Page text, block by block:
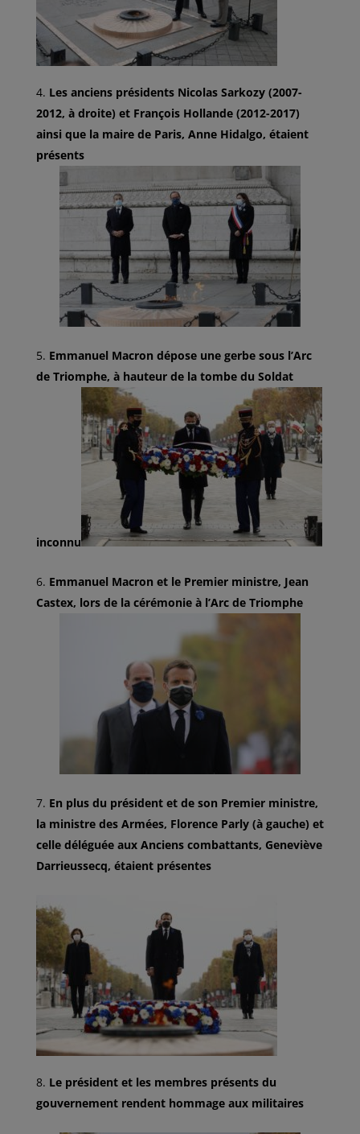
Les anciens présidents Nicolas Sarkozy (2007-
2012, à droite) et François Hollande (2012-2017)
ainsi que la maire de Paris, Anne Hidalgo, étaient
présents
Emmanuel Macron dépose une gerbe sous l’Arc
de Triomphe, à hauteur de la tombe du Soldat
inconnu
Emmanuel Macron et le Premier ministre, Jean
Castex, lors de la cérémonie à l’Arc de Triomphe
En plus du président et de son Premier ministre,
la ministre des Armées, Florence Parly (à gauche) et
celle déléguée aux Anciens combattants, Geneviève
Darrieussecq, étaient présentes
Le président et les membres présents du
gouvernement rendent hommage aux militaires